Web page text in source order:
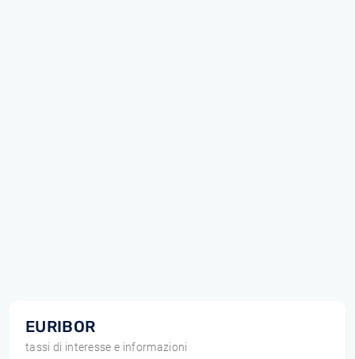
EURIBOR
tassi di interesse e informazioni